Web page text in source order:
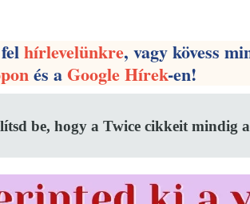
hírlevelünkre, vagy kövess
és aGoogle Hírek-en!
be, hogy a Twice cikkeit mindig